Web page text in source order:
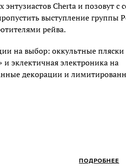
Cherta и позовут с
выступление группы
рейва.
на выбор: оккультные пляски
эклектичная электроника на
декорации и
ПОДРОБНЕЕ